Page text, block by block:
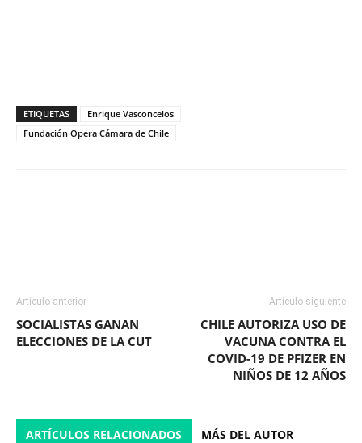
ETIQUETAS
Enrique Vasconcelos
Fundación Opera Cámara de Chile
Artículo anterior
SOCIALISTAS GANAN
ELECCIONES DE LA CUT
Artículo siguiente
CHILE AUTORIZA USO DE
VACUNA CONTRA EL
COVID-19 DE PFIZER EN
NIÑOS DE 12 AÑOS
ARTÍCULOS RELACIONADOS MÁS DEL AUTOR